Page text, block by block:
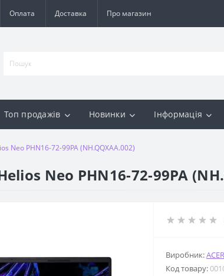
Оплата Доставка Про магазин
Топ продажів Новинки Інформація
Neo PHN16-72-99PA (NH.QQXAA.002)
Neo PHN16-72-99PA
Виробник:ACER
Код товару: